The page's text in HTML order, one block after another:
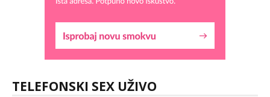
TELEFONSKI SEX UŽIVO
Lucija
tel:0,93€ - mob:1,12€ min
Obavijesti me kada se oslobodi